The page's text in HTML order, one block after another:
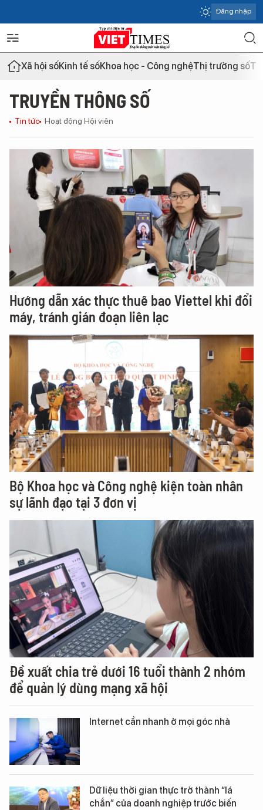
Đăng nhập
Xã hội sốKinh tế sốKhoa học - Công nghệThị trường số
TRUYỀN THÔNG SỐ
Tin tức Hoạt động Hội viên
Hướng dẫn xác thực thuê bao Viettel khi đổi
máy, tránh gián đoạn liên lạc
Bộ Khoa học và Công nghệ kiện toàn nhân
sự lãnh đạo tại 3 đơn vị
Đề xuất chia trẻ dưới 16 tuổi thành 2 nhóm
để quản lý dùng mạng xã hội
Internet cần nhanh ở mọi góc nhà
Dữ liệu thời gian thực trở thành “lá
chắn” của doanh nghiệp trước biến